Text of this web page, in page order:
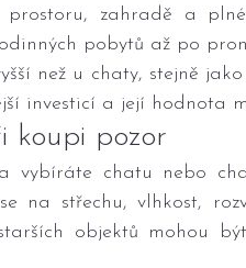
prostoru, zahradě a
pobytů až po
než u chaty, stejně
investicí a její hodnota
koupi pozor
vybíráte chatu nebo
na střechu, vlhkost,
objektů mohou